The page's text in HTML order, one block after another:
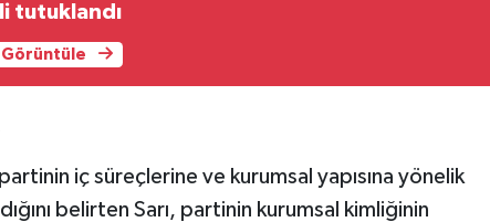
tutuklandı
Görüntüle
iç süreçlerine ve kurumsal yapısına yönelik
belirten Sarı, partinin kurumsal kimliğinin